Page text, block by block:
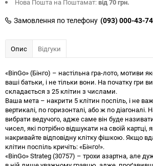
Нова Пошта на Поштамат:від 70 грн.
Замовлення по телефону (093) 000-43-74
Опис Відгуки
«BinGo» (Бінго) – настільна гра-лото, мотиви
ваші батьки, і не тільки вони. На початку гри
складається з 25 клітин з числами.
Ваша мета – накрити 5 клітин поспіль, і не
вертикалі, по горизонталі, або ж по діагоналі.
вибрати ведучого, адже саме він буде називати
чисел, які потрібно відшукати на своїй
накривайте відповідну клітку фішкою. Якщо
клітин поспіль кричіть: «Бінго!».
«BinGo» Strateg (30757) – трохи азартна, але